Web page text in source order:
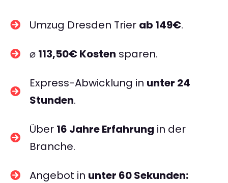
Umzug Dresden Trier ab 149€.
⌀ 113,50€ Kosten sparen.
Express-Abwicklung in unter 24
Stunden.
Über 16 Jahre Erfahrung in der
Branche.
Angebot in unter 60 Sekunden: